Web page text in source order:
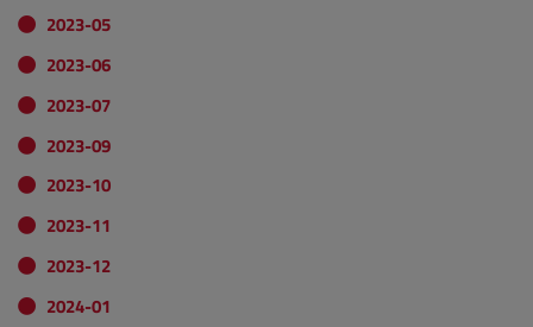
2023-05
2023-06
2023-07
2023-09
2023-10
2023-11
2023-12
2024-01